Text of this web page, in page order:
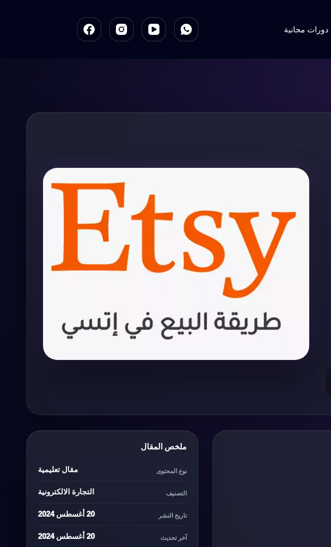
دورات مجانية
ملخص المقال
نوع المحتوى مقال تعليمية
التصنيف التجارة الالكترونية
تاريخ النشر 20 أغسطس 2024
آخر تحديث 20 أغسطس 2024